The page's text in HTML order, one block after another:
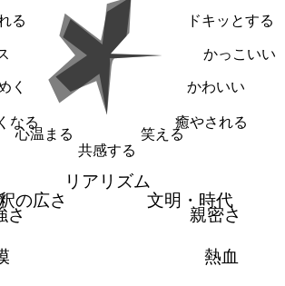
ドキッとする
かっこいい
かわいい
癒やされる
笑える
共感する
心温まる
なる
く
る
リアリズム
文明・時代
親密さ
熱血
さ
の広さ